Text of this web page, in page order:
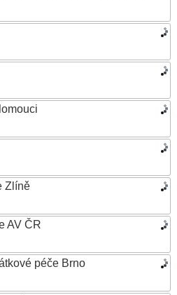
Zlíně
AV ČR
péče Brno